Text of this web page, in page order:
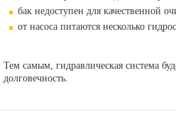
бак недоступен для качественной
от насоса питаются несколько
Тем самым, гидравлическая система
долговечность.